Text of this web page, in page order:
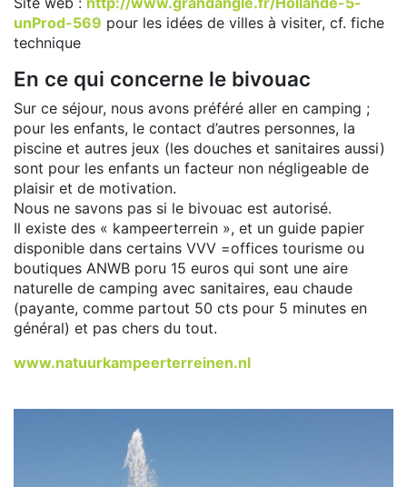
unProd-569 pour les idées de villes à visiter, cf. fiche
technique
En ce qui concerne le bivouac
Sur ce séjour, nous avons préféré aller en camping ;
pour les enfants, le contact d’autres personnes, la
piscine et autres jeux (les douches et sanitaires aussi)
sont pour les enfants un facteur non négligeable de
plaisir et de motivation.
Nous ne savons pas si le bivouac est autorisé.
Il existe des « kampeerterrein », et un guide papier
disponible dans certains VVV =offices tourisme ou
boutiques ANWB poru 15 euros qui sont une aire
naturelle de camping avec sanitaires, eau chaude
(payante, comme partout 50 cts pour 5 minutes en
général) et pas chers du tout.
www.natuurkampeerterreinen.nl